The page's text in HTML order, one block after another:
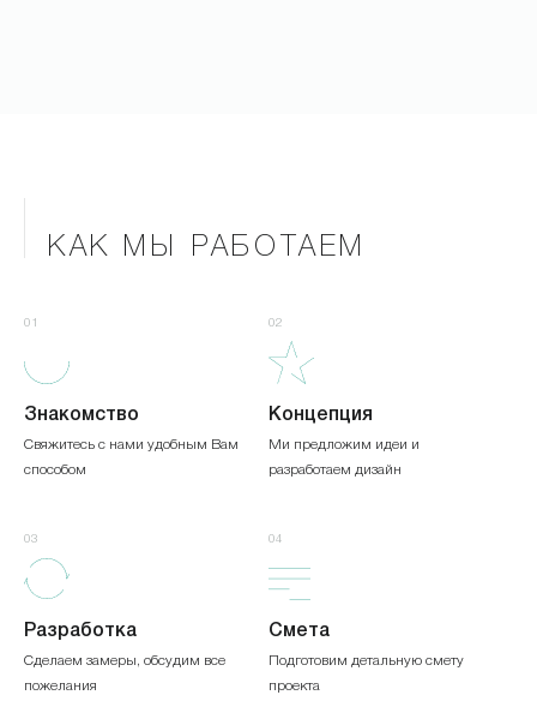
КАК МЫ РАБОТАЕМ
01
Знакомство
Свяжитесь с нами удобным Вам
способом
02
Концепция
Ми предложим идеи и
разработаем дизайн
03
Разработка
Сделаем замеры, обсудим все
пожелания
04
Смета
Подготовим детальную смету
проекта